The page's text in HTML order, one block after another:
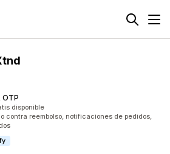
OTP
disponible
contra reembolso, notificaciones de pedidos,